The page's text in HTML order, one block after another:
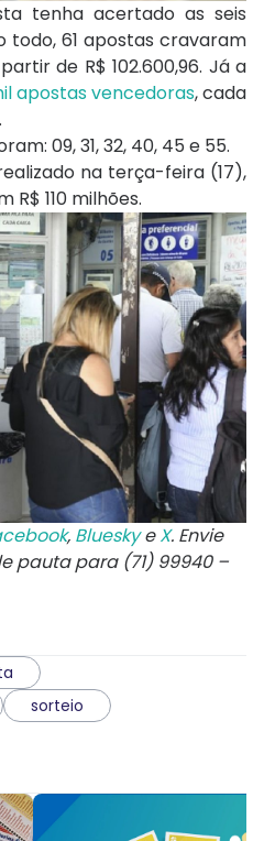
tenha acertado as seis
todo, 61 apostas cravaram
de R$ 102.600,96. Já a
apostas vencedoras, cada
09, 31, 32, 40, 45 e 55.
na terça-feira (17),
110 milhões.
, BlueskyeX. Envie
pauta para (71) 99940 –
sorteio